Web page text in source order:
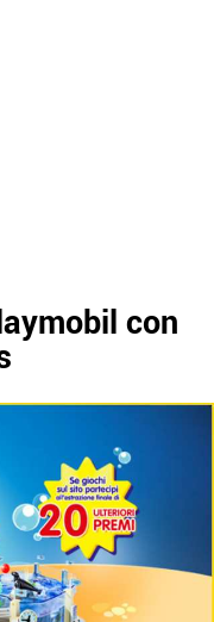
con